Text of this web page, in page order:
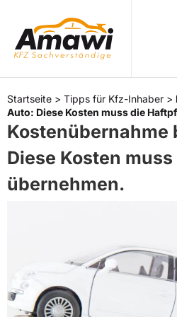
Startseite > Tipps für Kfz-Inhaber >
Auto: Diese Kosten muss die
Kostenübernahme
Diese Kosten
übernehmen.